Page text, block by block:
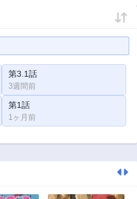
第3.1話
3週間前
第1話
1ヶ月前